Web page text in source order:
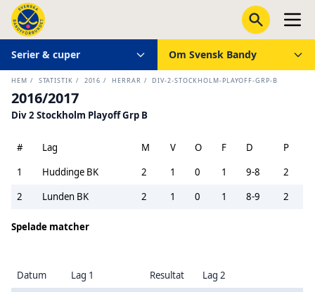
Serier & cuper Om Svensk Bandy
HEM / STATISTIK / 2016 / HERRAR / DIV-2-STOCKHOLM-PLAYOFF-GRP-B
2016/2017
Div 2 Stockholm Playoff Grp B
# Lag M V O F D
P
1
Huddinge BK 2 1 0 1 9-8
2
2
Lunden BK 2 1 0 1 8-9 2
Spelade matcher
Datum Lag 1 Resultat Lag 2